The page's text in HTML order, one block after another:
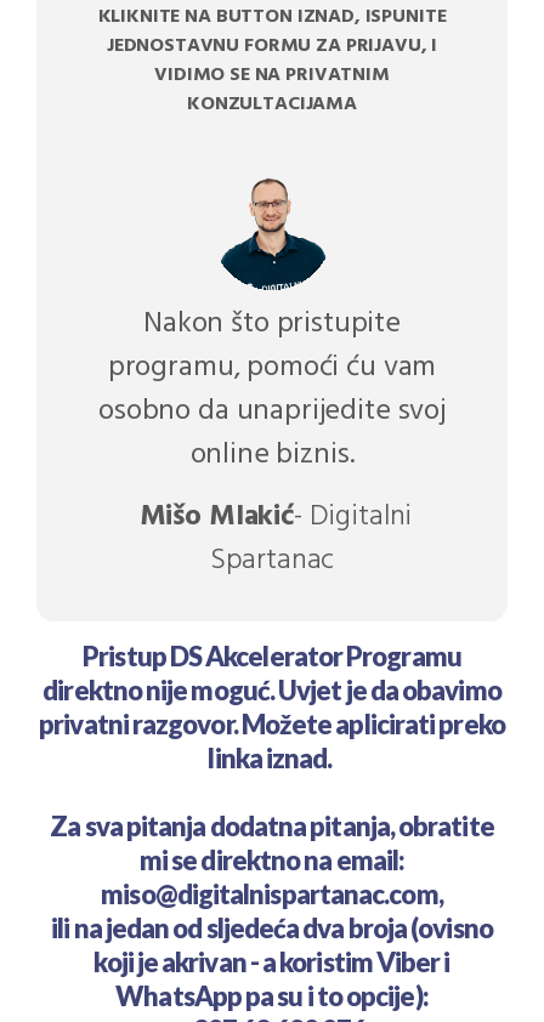
KLIKNITE NA BUTTON IZNAD, ISPUNITE
JEDNOSTAVNU FORMU ZA PRIJAVU, I
VIDIMO SE NA PRIVATNIM
KONZULTACIJAMA
Nakon što pristupite
programu, pomoći ću vam
osobno da unaprijedite svoj
online biznis.
Mišo Mlakić- Digitalni
Spartanac
Pristup DS Akcelerator Programu
direktno nije moguć. Uvjet je da obavimo
privatni razgovor. Možete aplicirati preko
linka iznad.
Za sva pitanja dodatna pitanja, obratite
mi se direktno na email:
miso@digitalnispartanac.com,
ili na jedan od sljedeća dva broja (ovisno
koji je akrivan - a koristim Viber i
WhatsApp pa su i to opcije):